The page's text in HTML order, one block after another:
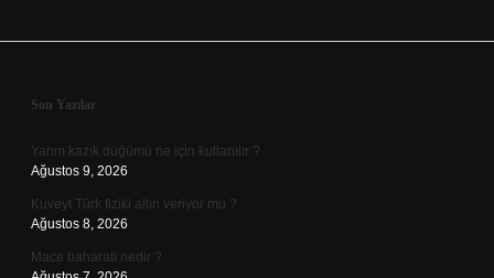
Sidebar
Son Yazılar
Yarım kazık düğümü ne için kullanılır ?
Ağustos 9, 2026
Kuveyt Türk fiziki altın veriyor mu ?
Ağustos 8, 2026
Mace baharatı nedir ?